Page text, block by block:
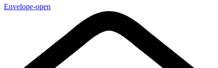
Envelope-open